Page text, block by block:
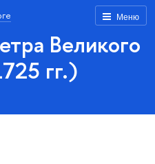
Меню
Великого
гг.)